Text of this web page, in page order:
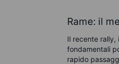
Rame: il
Il recente
fondamentali
rapido